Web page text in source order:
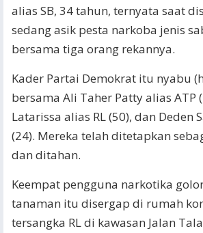
alias SB, 34 tahun, ternyata saat
sedang asik pesta narkoba jenis
bersama tiga orang rekannya.
Kader Partai Demokrat itu nyabu
bersama Ali Taher Patty alias ATP
Latarissa alias RL (50), dan Deden
(24). Mereka telah ditetapkan
dan ditahan.
Keempat pengguna narkotika
tanaman itu disergap di rumah
tersangka RL di kawasan Jalan